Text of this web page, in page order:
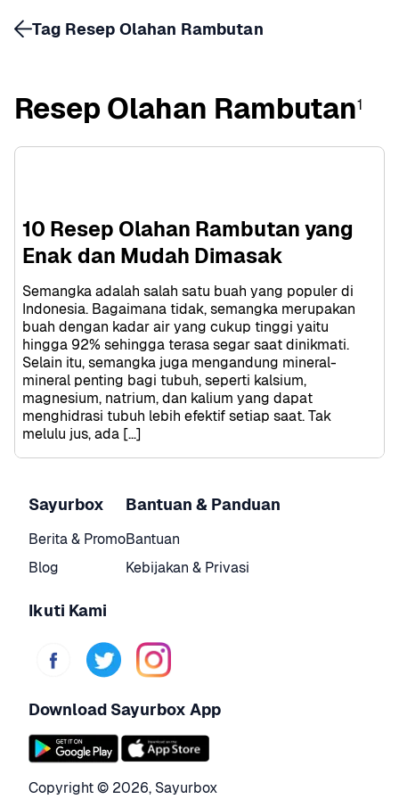
Resep Olahan Rambutan1
10 Resep Olahan Rambutan yang
Enak dan Mudah Dimasak
Semangka adalah salah satu buah yang populer di
Indonesia. Bagaimana tidak, semangka merupakan
buah dengan kadar air yang cukup tinggi yaitu
hingga 92% sehingga terasa segar saat dinikmati.
Selain itu, semangka juga mengandung mineral-
mineral penting bagi tubuh, seperti kalsium,
magnesium, natrium, dan kalium yang dapat
menghidrasi tubuh lebih efektif setiap saat. Tak
melulu jus, ada […]
Sayurbox
Berita & Promo
Blog
Bantuan & Panduan
Bantuan
Kebijakan & Privasi
Ikuti Kami
Download Sayurbox App
Copyright © 2026, Sayurbox
Tag Resep Olahan Rambutan